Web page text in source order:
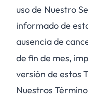
uso de Nuestro
informado de
ausencia de
de fin de mes,
versión de estos
Nuestros